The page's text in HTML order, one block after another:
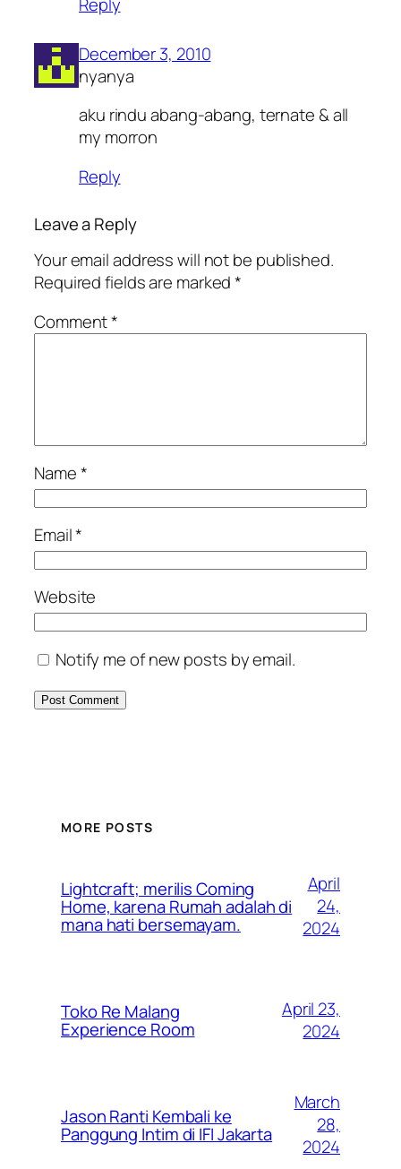
December 3, 2010
nyanya
aku rindu abang-abang, ternate & all
my morron
Reply
Leave a Reply
Your email address will not be published.
Required fields are marked*
Comment*
Name*
Email*
Website
Notify me of new posts by email.
MORE POSTS
Lightcraft; merilis Coming
Home, karena Rumah adalah di
mana hati bersemayam.
April
24,
2024
Toko Re Malang
Experience Room
April 23,
2024
Jason Ranti Kembali ke
Panggung Intim di IFI Jakarta
March
28,
2024